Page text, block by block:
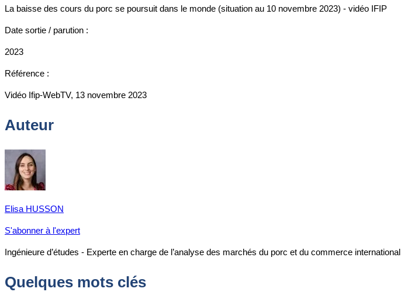
La baisse des cours du porc se poursuit dans le monde (situation au 10 novembre 2023) - vidéo IFIP
Date sortie / parution :
2023
Référence :
Vidéo Ifip-WebTV, 13 novembre 2023
Auteur
Elisa HUSSON
S'abonner à l'expert
Ingénieure d’études - Experte en charge de l’analyse des marchés du porc et du commerce international
Quelques mots clés